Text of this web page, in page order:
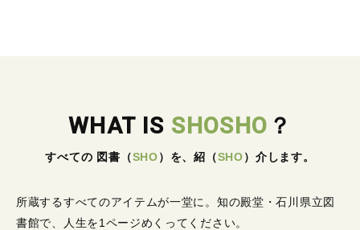
WHAT IS SHOSHO ？
すべての 図書 （SHO） を、紹 （SHO） 介します。
所蔵するすべてのアイテムが一堂に。 知の殿堂・石川県立図
書館で、人生を1ページめくってください。